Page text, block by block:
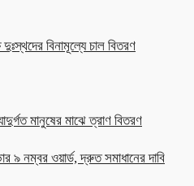
বিনামূল্যে চাল বিতরণ
মানুষের মাঝে ত্রাণ বিতরণ
৯ নম্বর ওয়ার্ড, দ্রুত সমাধানের দাবি